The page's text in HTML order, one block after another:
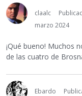
claalc
marzo 2024
¡Qué bueno! Muchos
de las cuatro de
Ebardo